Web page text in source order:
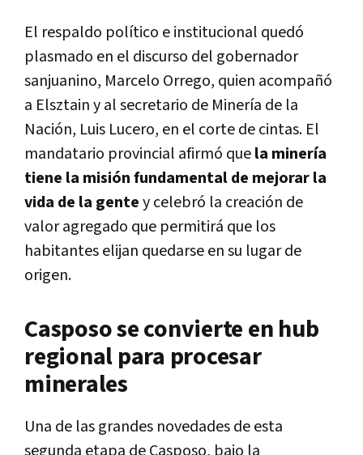
El respaldo político e institucional quedó
plasmado en el discurso del gobernador
sanjuanino, Marcelo Orrego, quien acompañó
a Elsztain y al secretario de Minería de la
Nación, Luis Lucero, en el corte de cintas. El
mandatario provincial afirmó quela minería
tiene la misión fundamental de mejorar la
vida de la gentey celebró la creación de
valor agregado que permitirá que los
habitantes elijan quedarse en su lugar de
origen.
Casposo se convierte en hub
regional para procesar
minerales
Una de las grandes novedades de esta